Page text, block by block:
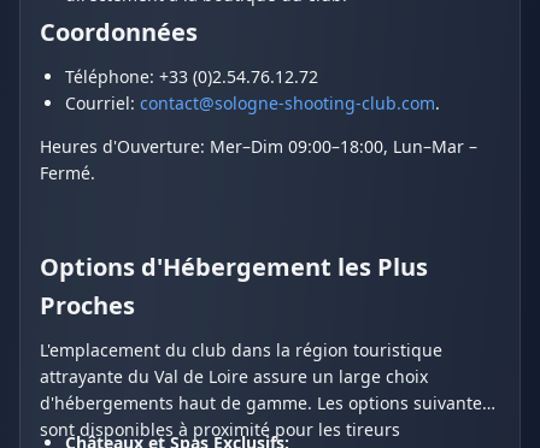
Coordonnées
Téléphone: +33 (0)2.54.76.12.72
Courriel: contact@sologne-shooting-club.com.
Heures d'Ouverture: Mer–Dim 09:00–18:00, Lun–Mar –
Fermé.
Options d'Hébergement les Plus
Proches
L'emplacement du club dans la région touristique
attrayante du Val de Loire assure un large choix
d'hébergements haut de gamme. Les options suivantes
sont disponibles à proximité pour les tireurs
Châteaux et Spas Exclusifs: